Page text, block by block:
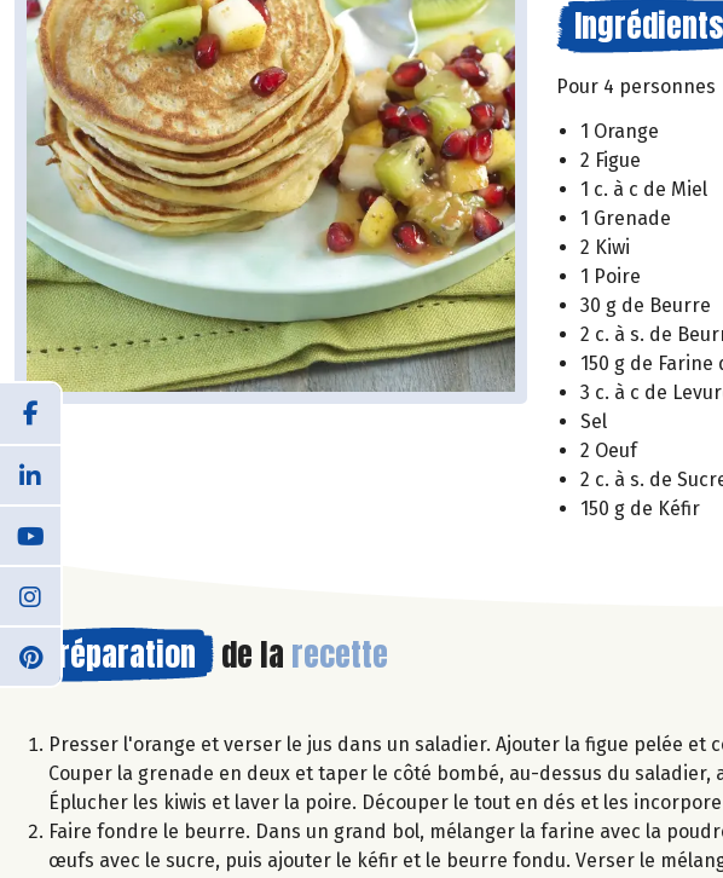
Ingrédients
Pour 4 personnes
1 Orange
2 Figue
1 c. à c de Miel
1 Grenade
2 Kiwi
1 Poire
30 g de Beurre
2 c. à s. de
150 g de
3 c. à c de
Sel
2 Oeuf
2 c. à s. de
150 g de Kéfir
Préparation de la recette
Presser l'orange et verser le jus dans un saladier. Ajouter la figue pelée et
Couper la grenade en deux et taper le côté bombé, au-dessus du
Éplucher les kiwis et laver la poire. Découper le tout en dés et les
Faire fondre le beurre. Dans un grand bol, mélanger la farine avec la
œufs avec le sucre, puis ajouter le kéfir et le beurre fondu. Verser le